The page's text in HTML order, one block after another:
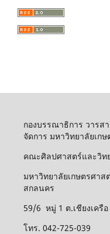
กองบรรณาธิการ วารส
จัดการ มหาวิทยาลัยเก
คณะศิลปศาสตร์และวิท
มหาวิทยาลัยเกษตรศาส
สกลนคร
59/6 หมู่ 1 ต.เชียงเครื
โทร. 042-725-039